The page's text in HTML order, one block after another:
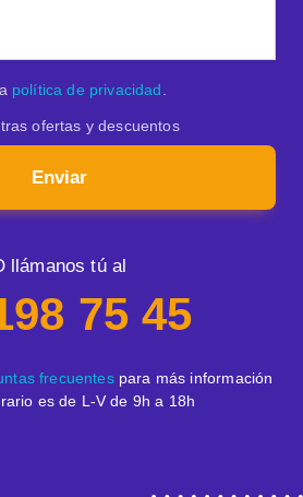
política de privacidad
ofertas y descuentos
Enviar
llámanos tú al
75 45
frecuentespara más información
es de L-V de 9h a 18h